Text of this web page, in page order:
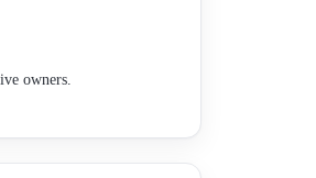
owners.